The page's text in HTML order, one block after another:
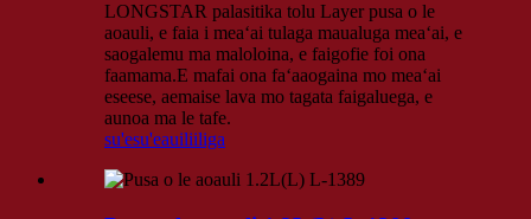
LONGSTAR palasitika tolu Layer pusa o le
aoauli, e faia i meaʻai tulaga maualuga meaʻai, e
saogalemu ma maloloina, e faigofie foi ona
faamama.E mafai ona faʻaaogaina mo meaʻai
eseese, aemaise lava mo tagata faigaluega, e
aunoa ma le tafe.
su'esu'eauiliiliga